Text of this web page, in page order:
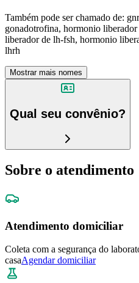
Também pode ser chamado de:
gonadotrofina, hormonio
liberador de lh-fsh, hormonio
lhrh
Mostrar mais nomes
Qual seu convênio?
Sobre o atendimento
Atendimento domiciliar
Coleta com a segurança do
casaAgendar domiciliar